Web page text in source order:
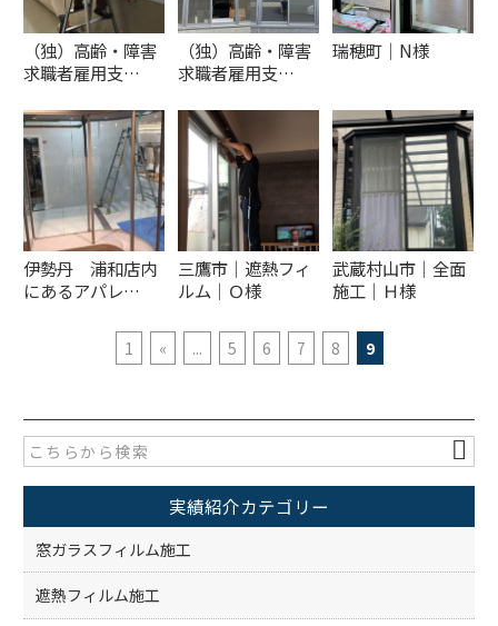
（独）高齢・障害
求職者雇用支…
（独）高齢・障害
求職者雇用支…
瑞穂町｜N様
伊勢丹 浦和店内
にあるアパレ…
三鷹市｜遮熱フィ
ルム｜Ｏ様
武蔵村山市｜全面
施工｜Ｈ様
1 « ... 5 6 7 8 9
実績紹介カテゴリー
窓ガラスフィルム施工
遮熱フィルム施工